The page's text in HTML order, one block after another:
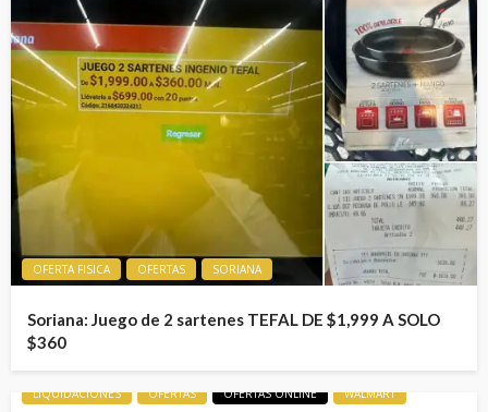
OFERTA FISICA OFERTAS SORIANA
Soriana: Juego de 2 sartenes TEFAL DE $1,999 A SOLO
$360
LIQUIDACIONES OFERTAS OFERTAS ONLINE WALMART